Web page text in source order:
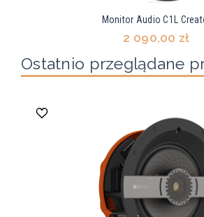
Monitor Audio C1L
2 090,00 zł
Ostatnio przeglądane